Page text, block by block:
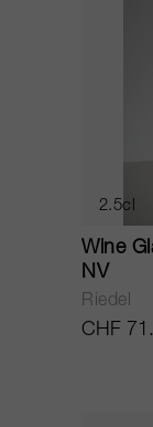
2.5cl
Wine
NV
Riedel
CHF